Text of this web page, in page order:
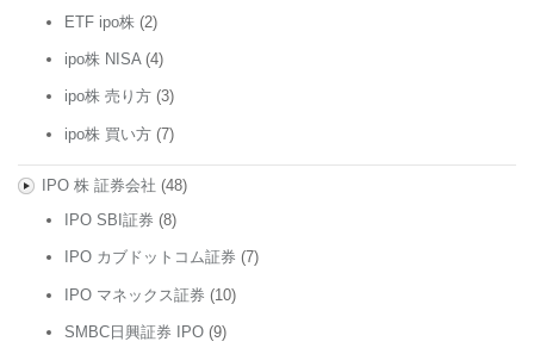
ETF ipo株 (2)
ipo株 NISA(4)
ipo株 売り方 (3)
ipo株 買い方 (7)
IPO 株 証券会社 (48)
IPO SBI証券 (8)
IPO カブドットコム証券 (7)
IPO マネックス証券 (10)
SMBC日興証券 IPO (9)